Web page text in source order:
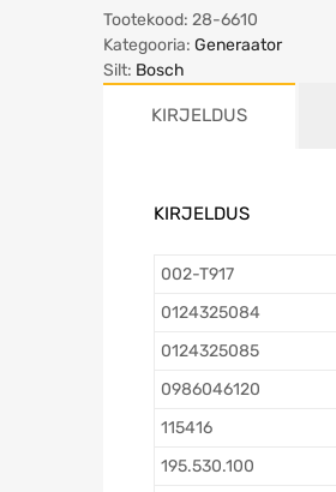
Tootekood: 28-6610
Kategooria: Generaator
Silt: Bosch
KIRJELDUS
KIRJELDUS
002-T917
0124325084
0124325085
0986046120
115416
195.530.100